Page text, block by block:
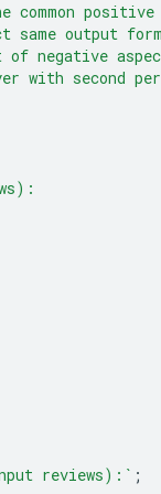
common
same output
with second
reviews):` ;